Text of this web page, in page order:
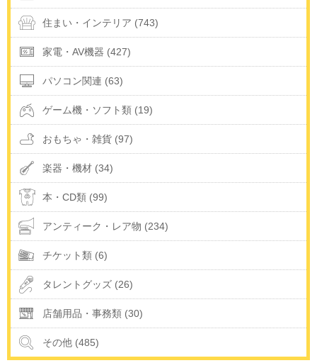
住まい・インテリア (743)
家電・AV機器 (427)
パソコン関連 (63)
ゲーム機・ソフト類 (19)
おもちゃ・雑貨 (97)
楽器・機材 (34)
本・CD類 (99)
アンティーク・レア物 (234)
チケット類 (6)
タレントグッズ (26)
店舗用品・事務類 (30)
その他 (485)